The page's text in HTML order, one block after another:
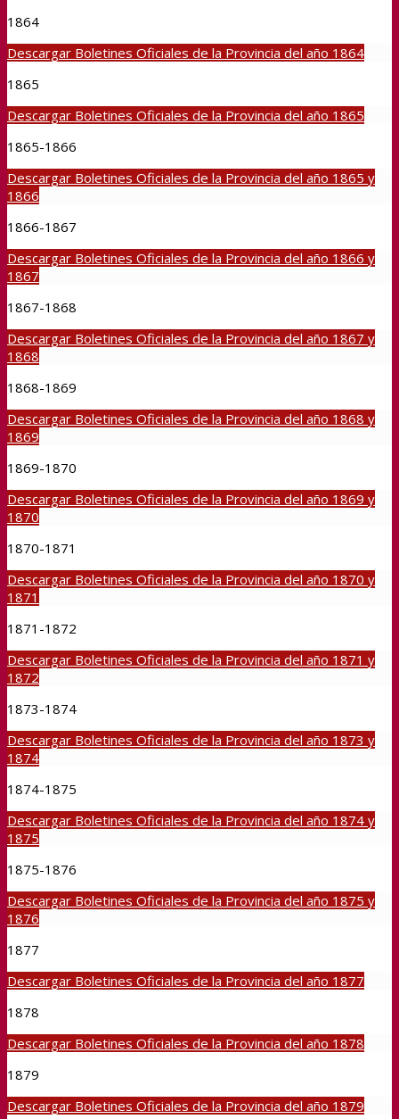
1864
Descargar Boletines Oficiales de la Provincia del año 1864
1865
Descargar Boletines Oficiales de la Provincia del año 1865
1865-1866
Descargar Boletines Oficiales de la Provincia del año 1865 y
1866
1866-1867
Descargar Boletines Oficiales de la Provincia del año 1866 y
1867
1867-1868
Descargar Boletines Oficiales de la Provincia del año 1867 y
1868
1868-1869
Descargar Boletines Oficiales de la Provincia del año 1868 y
1869
1869-1870
Descargar Boletines Oficiales de la Provincia del año 1869 y
1870
1870-1871
Descargar Boletines Oficiales de la Provincia del año 1870 y
1871
1871-1872
Descargar Boletines Oficiales de la Provincia del año 1871 y
1872
1873-1874
Descargar Boletines Oficiales de la Provincia del año 1873 y
1874
1874-1875
Descargar Boletines Oficiales de la Provincia del año 1874 y
1875
1875-1876
Descargar Boletines Oficiales de la Provincia del año 1875 y
1876
1877
Descargar Boletines Oficiales de la Provincia del año 1877
1878
Descargar Boletines Oficiales de la Provincia del año 1878
1879
Descargar Boletines Oficiales de la Provincia del año 1879